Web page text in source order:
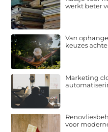
werkt beter
Van
keuzes
Marketing
voor